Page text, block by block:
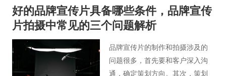
后，才正式开始撰写相关策划方
案和宣传片拍摄剧本等相关内
容。一般来说，宣传片的拍摄制
作需求不同，宣传片的最终拍摄
制作内容也不同。
好的品牌宣传片具备哪些条件，品牌宣传
片拍摄中常见的三个问题解析
品牌宣传片的制作和拍摄涉及的
问题很多，首先要和客户深入沟
通，确定策划方向。其次，策划